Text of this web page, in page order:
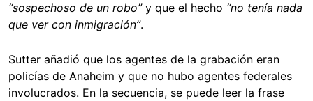
“sospechoso de un robo”y que el hecho “no tenía nada
que ver con inmigración”.
Sutter añadió que los agentes de la grabación eran
policías de Anaheim y que no hubo agentes federales
involucrados. En la secuencia, se puede leer la frase